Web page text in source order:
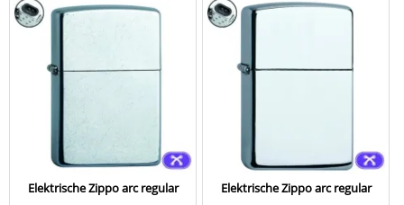
Elektrische Zippo arc regular
Elektrische Zippo arc regular